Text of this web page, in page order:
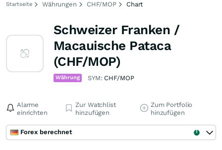
Startseite Währungen CHF/MOP Chart
Schweizer Franken /
Macauische Pataca
(CHF/MOP)
Währung SYM: CHF/MOP
Alarme
einrichten
Zur Watchlist
hinzufügen
Zum Portfolio
hinzufügen
Forex berechnet